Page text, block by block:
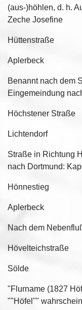
(aus-)höhlen, d. h.
Zeche Josefine
Hüttenstraße
Aplerbeck
Benannt nach dem
Eingemeindung
Höchstener Straße
Lichtendorf
Straße in Richtung
nach Dortmund:
Hönnestieg
Aplerbeck
Nach dem
Hövelteichstraße
Sölde
"Flurname (1827
""Höfel""